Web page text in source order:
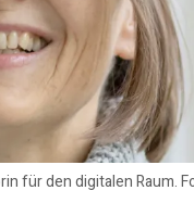
für den digitalen Raum.